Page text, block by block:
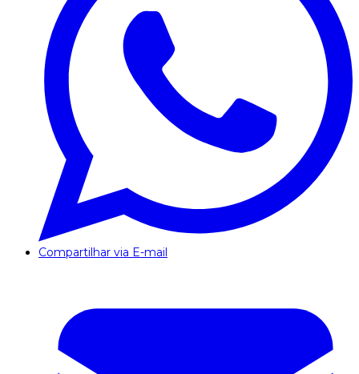
Compartilhar via E-mail